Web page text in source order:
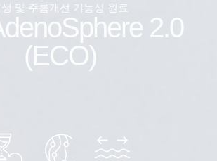
및 주름개선 기능성 원료
2.0
(ECO)